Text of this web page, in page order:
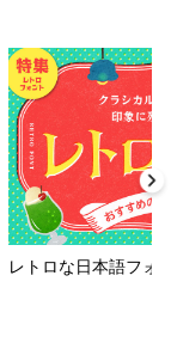
レトロな日本語フォ